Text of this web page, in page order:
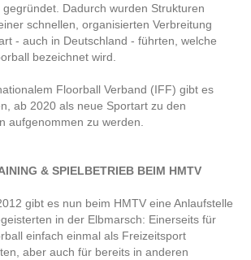
Dadurch wurden Strukturen
schnellen, organisierten Verbreitung
- auch in Deutschland - führten, welche
bezeichnet wird.
Floorball Verband (IFF) gibt es
ab 2020 als neue Sportart zu den
aufgenommen zu werden.
& SPIELBETRIEB BEIM HMTV
gibt es nun beim HMTV eine Anlaufstelle
in der Elbmarsch: Einerseits für
einfach einmal als Freizeitsport
aber auch für bereits in anderen